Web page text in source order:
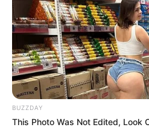
BUZZDAY
This Photo Was Not Edited, Look